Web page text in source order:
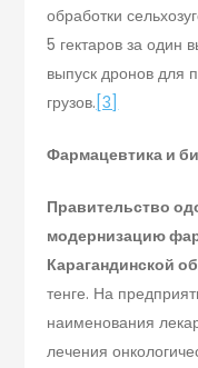
обработки
5 гектаров за один
выпуск дронов для
грузов. [3]
Фармацевтика и
Правительство
модернизацию
Карагандинской
тенге. На
наименования
лечения